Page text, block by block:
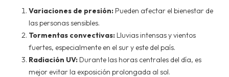
Variaciones de presión: Pueden afectar el bienestar de
las personas sensibles.
Tormentas convectivas: Lluvias intensas y vientos
fuertes, especialmente en el sur y este del país.
Radiación UV: Durante las horas centrales del día, es
mejor evitar la exposición prolongada al sol.